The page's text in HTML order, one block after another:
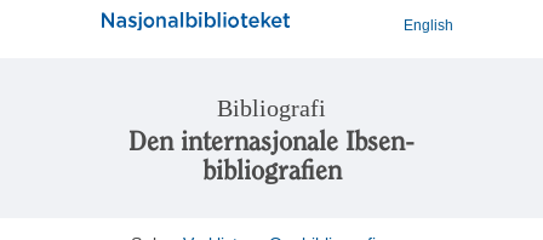
English
Bibliografi
Den internasjonale Ibsen-
bibliografien